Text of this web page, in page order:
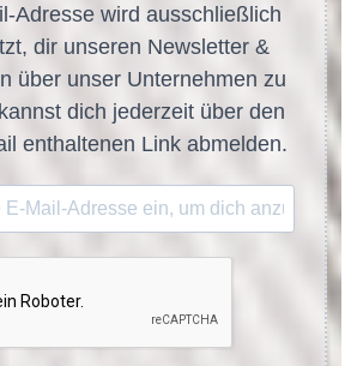
Adresse wird ausschließlich
dir unseren Newsletter &
über unser Unternehmen zu
dich jederzeit über den
enthaltenen Link abmelden.